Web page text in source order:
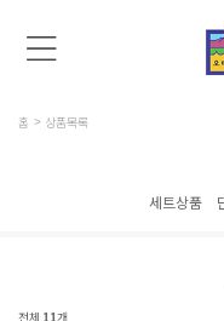
홈 상품목록
세트상품
전체 11개